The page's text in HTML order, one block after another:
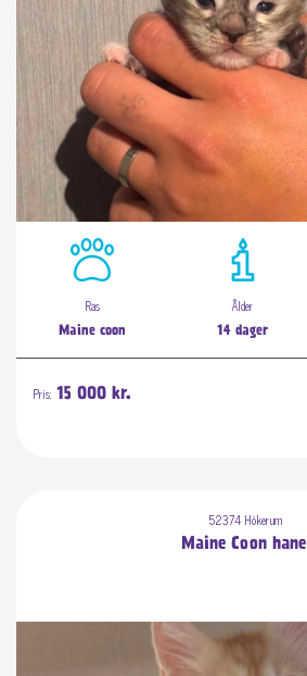
Ras
Maine coon
Ålder
14 dager
Pris: 15 000 kr.
52374 Hökerum
Maine Coon hane